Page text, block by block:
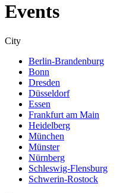
Events
City
Berlin-Brandenburg
Bonn
Dresden
Düsseldorf
Essen
Frankfurt am Main
Heidelberg
München
Münster
Nürnberg
Schleswig-Flensburg
Schwerin-Rostock